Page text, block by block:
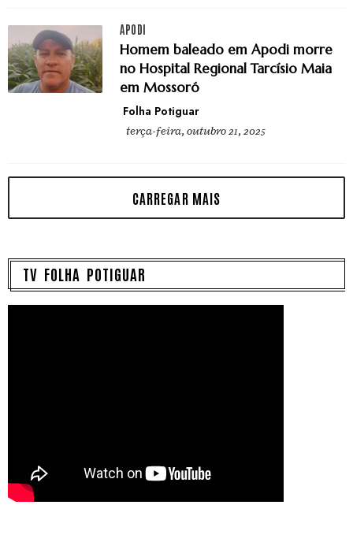
APODI
Homem baleado em Apodi morre
no Hospital Regional Tarcísio Maia
em Mossoró
Folha Potiguar
terça-feira, outubro 21, 2025
TV FOLHA POTIGUAR